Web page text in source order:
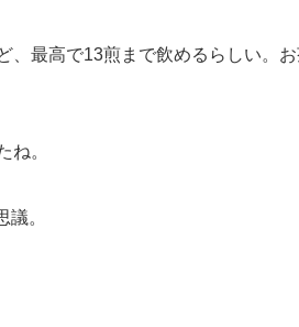
最高で13煎まで飲めるらしい。
ね。
。